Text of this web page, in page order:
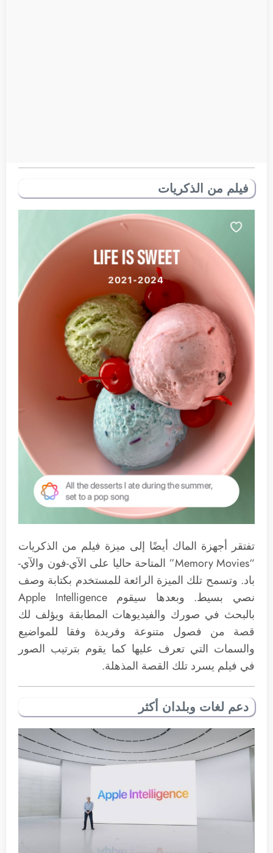
فيلم من الذكريات
تفتقر أجهزة الماك أيضًا إلى ميزة فيلم من الذكريات
“Memory Movies” المتاحة حاليا على الآي-فون والآي-
باد. وتسمح تلك الميزة الرائعة للمستخدم بكتابة وصف
نصي بسيط. وبعدها سيقوم Apple Intelligence
بالبحث في صورك والفيديوهات المطابقة ويؤلف لك
قصة من فصول متنوعة وفريدة وفقا للمواضيع
والسمات التي تعرف عليها كما يقوم بترتيب الصور
في فيلم يسرد تلك القصة المذهلة.
دعم لغات وبلدان أكثر